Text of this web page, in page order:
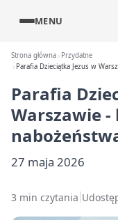
MENU
Strona główna
Przydatne
Parafia Dzieciątka Jezus w
Parafia
Warszawie
27 maja 2026
3 min czytania